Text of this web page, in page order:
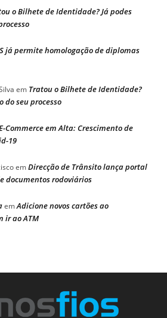
o Bilhete de Identidade? Já podes
já permite homologação de diplomas
em Tratou o Bilhete de Identidade?
do seu processo
Commerce em Alta: Crescimento de
19
emDirecção de Trânsito lança portal
documentos rodoviários
emAdicione novos cartões ao
ir ao ATM